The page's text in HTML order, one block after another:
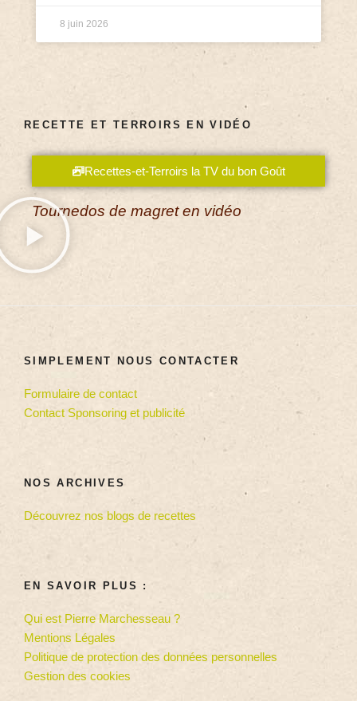
8 juin 2026
RECETTE ET TERROIRS EN VIDÉO
Recettes-et-Terroirs la TV du bon Goût
Tournedos de magret en vidéo
SIMPLEMENT NOUS CONTACTER
Formulaire de contact
Contact Sponsoring et publicité
NOS ARCHIVES
Découvrez nos blogs de recettes
EN SAVOIR PLUS :
Qui est Pierre Marchesseau ?
Mentions Légales
Politique de protection des données personnelles
Gestion des cookies